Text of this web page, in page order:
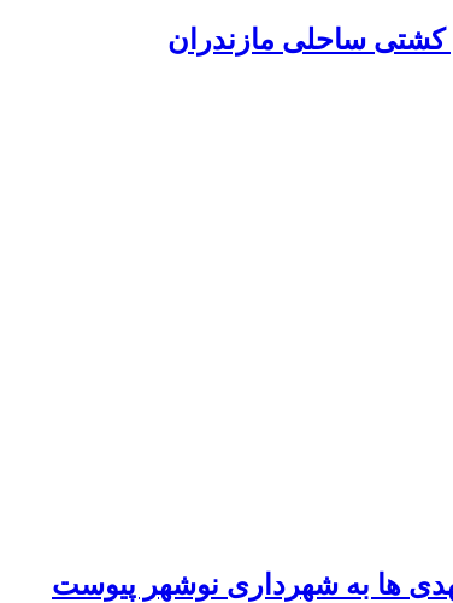
کشتی ساحلی مازندران
ها به شهرداری نوشهر پیوست